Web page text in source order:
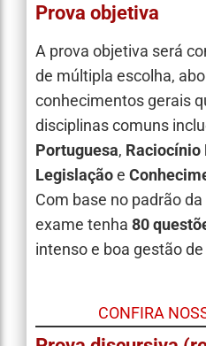
Prova objetiva
A prova objetiva será
de múltipla escolha,
conhecimentos gerais
disciplinas comuns
Portuguesa, Raciocínio
Legislaçãoe
Com base no padrão da
exame tenha 80
intenso e boa gestão
CONFIRA